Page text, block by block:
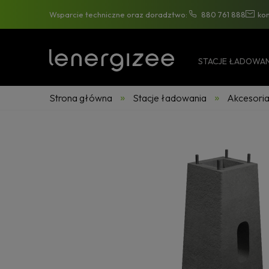
Wsparcie techniczne oraz doradztwo: 880 761 888
STACJE
Strona główna » Stacje ładowania » Akcesoria